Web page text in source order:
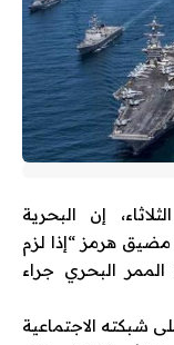
إن البحرية
مضيق هرمز “إذا لزم
البحري جراء
شبكته الاجتماعية